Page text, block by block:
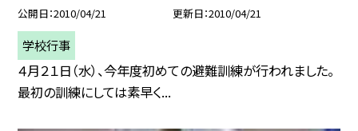
公開日 2010/04/21 更新日 2010/04/21
学校行事
４月２１日（水）、今年度初めての避難訓練が行われました。
最初の訓練にしては素早く...